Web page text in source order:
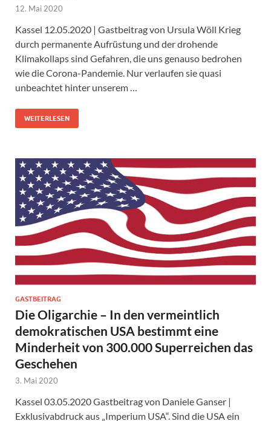
12. Mai 2020
Kassel 12.05.2020 | Gastbeitrag von Ursula Wöll Krieg
durch permanente Aufrüstung und der drohende
Klimakollaps sind Gefahren, die uns genauso bedrohen
wie die Corona-Pandemie. Nur verlaufen sie quasi
unbeachtet hinter unserem …
WEITERLESEN
GASTBEITRAG
Die Oligarchie – In den vermeintlich
demokratischen USA bestimmt eine
Minderheit von 300.000 Superreichen das
Geschehen
3. Mai 2020
Kassel 03.05.2020 Gastbeitrag von Daniele Ganser |
Exklusivabdruck aus „Imperium USA“. Sind die USA ein